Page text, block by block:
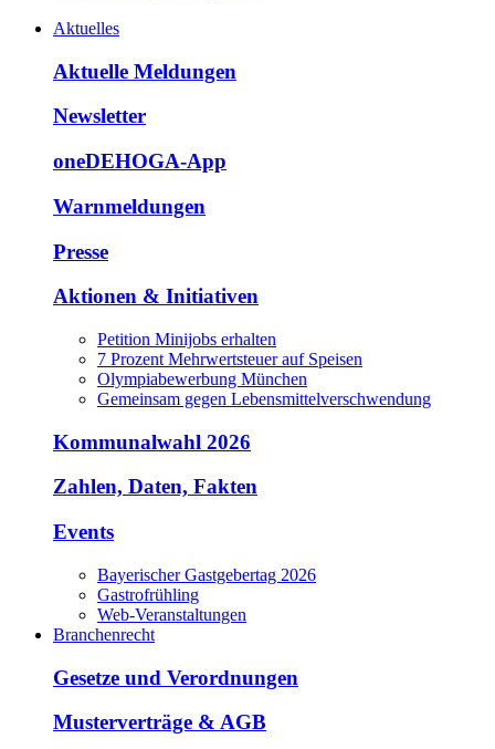
Aktuelles
Aktuelle Meldungen
Newsletter
oneDEHOGA-App
Warnmeldungen
Presse
Aktionen & Initiativen
Petition Minijobs erhalten
7 Prozent Mehrwertsteuer auf Speisen
Olympiabewerbung München
Gemeinsam gegen Lebensmittelverschwendung
Kommunalwahl 2026
Zahlen, Daten, Fakten
Events
Bayerischer Gastgebertag 2026
Gastrofrühling
Web-Veranstaltungen
Branchenrecht
Gesetze und Verordnungen
Musterverträge & AGB